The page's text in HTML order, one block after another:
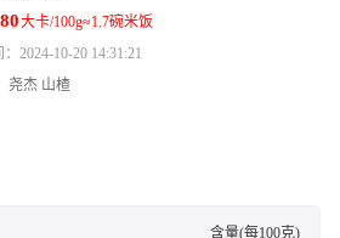
大卡/100g≈1.7碗米饭
2024-10-20 14:31:21
尧杰 山楂
含量(每100克)